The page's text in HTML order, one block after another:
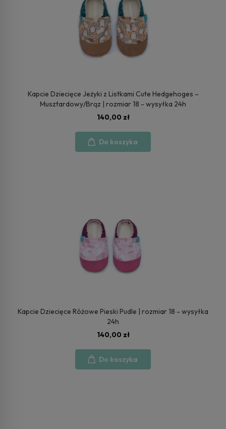
Kapcie Dziecięce Jeżyki z Listkami Cute Hedgehoges –
Musztardowy/Brąz | rozmiar 18 - wysyłka 24h
140,00 zł
Do koszyka
Kapcie Dziecięce Różowe Pieski Pudle | rozmiar 18 - wysyłka
24h
140,00 zł
Do koszyka